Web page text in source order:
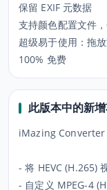
保留 EXIF 元数据
支持颜色配置文件
超级易于使用：拖
100% 免费
此版本中的新
iMazing Converter
- 将 HEVC (H.265)
- 自定义 MPEG-4